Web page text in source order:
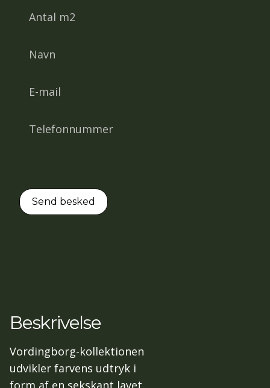
Beskrivelse
Vordingborg-kollektionen
udvikler farvens udtryk i
form af en sekskant lavet